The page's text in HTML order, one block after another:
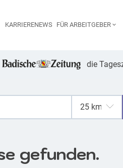
Haupt-Navigation
KARRIERENEWS FÜR ARBEITGEBER
die
gefunden.